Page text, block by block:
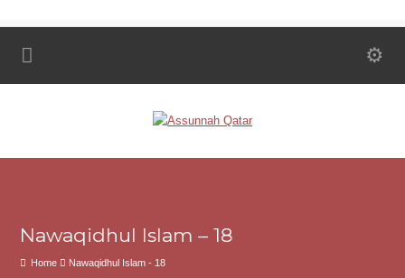
Nawaqidhul Islam – 18
Home Nawaqidhul Islam - 18